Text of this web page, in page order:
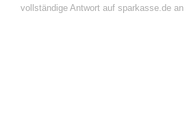
vollständige Antwort auf sparkasse.de an